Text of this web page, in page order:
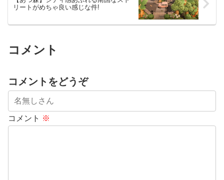
リートがめちゃ良い感じな件!
コメント
コメントをどうぞ
コメント ※